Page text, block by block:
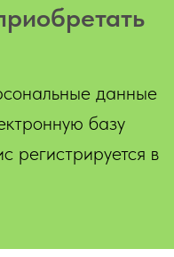
данные
базу
регистрируется в